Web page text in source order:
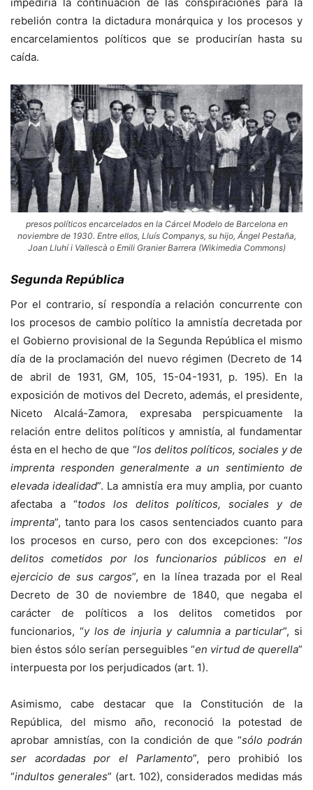
rebelión contra la dictadura monárquica y los procesos y
encarcelamientos políticos que se producirían hasta su
caída.
presos políticos encarcelados en la Cárcel Modelo de Barcelona en
noviembre de 1930. Entre ellos, Lluís Companys, su hijo, Ángel Pestaña,
Joan Lluhí i Vallescà o Emili Granier Barrera (Wikimedia Commons)
Segunda República
Por el contrario, sí respondía a relación concurrente con
los procesos de cambio político la amnistía decretada por
el Gobierno provisional de la Segunda República el mismo
día de la proclamación del nuevo régimen (Decreto de 14
de abril de 1931, GM, 105, 15-04-1931, p. 195). En la
exposición de motivos del Decreto, además, el presidente,
Niceto Alcalá-Zamora, expresaba perspicuamente la
relación entre delitos políticos y amnistía, al fundamentar
ésta en el hecho de que “los delitos políticos, sociales y de
imprenta responden generalmente a un sentimiento de
elevada idealidad”. La amnistía era muy amplia, por cuanto
afectaba a “todos los delitos políticos, sociales y de
imprenta”, tanto para los casos sentenciados cuanto para
los procesos en curso, pero con dos excepciones: “los
delitos cometidos por los funcionarios públicos en el
ejercicio de sus cargos”, en la línea trazada por el Real
Decreto de 30 de noviembre de 1840, que negaba el
carácter de políticos a los delitos cometidos por
funcionarios, “y los de injuria y calumnia a particular”, si
bien éstos sólo serían perseguibles “en virtud de querella”
interpuesta por los perjudicados (art. 1).
Asimismo, cabe destacar que la Constitución de la
República, del mismo año, reconoció la potestad de
aprobar amnistías, con la condición de que “sólo podrán
ser acordadas por el Parlamento”, pero prohibió los
“indultos generales” (art. 102), considerados medidas más